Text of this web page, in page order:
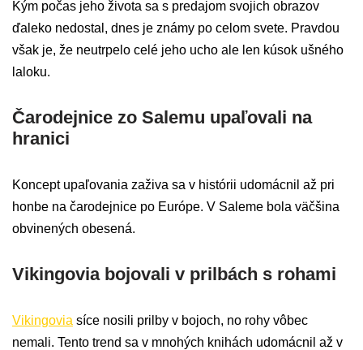
Kým počas jeho života sa s predajom svojich obrazov
ďaleko nedostal, dnes je známy po celom svete. Pravdou
však je, že neutrpelo celé jeho ucho ale len kúsok ušného
laloku.
Čarodejnice zo Salemu upaľovali na
hranici
Koncept upaľovania zaživa sa v histórii udomácnil až pri
honbe na čarodejnice po Európe. V Saleme bola väčšina
obvinených obesená.
Vikingovia bojovali v prilbách s rohami
Vikingovia síce nosili prilby v bojoch, no rohy vôbec
nemali. Tento trend sa v mnohých knihách udomácnil až v